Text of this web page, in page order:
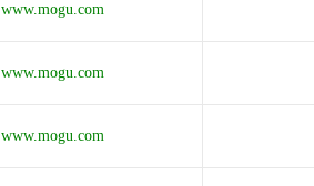
www.mogu.com
www.mogu.com
www.mogu.com